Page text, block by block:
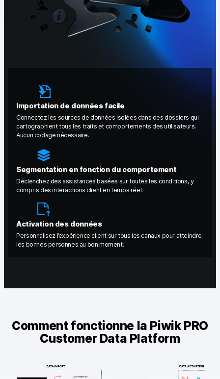
Activation des données
Respect de la vie privée
Analyses pour le commerce électronique
Suivi et balisage côté serveur
Google Analytics
Piano Analytics
Contact
Médias
Importation de données facile
Connectez les sources de données isolées dans des dossiers qui
cartographient tous les traits et comportements des utilisateurs.
Aucun codage nécessaire.
Segmentation en fonction du comportement
Déclenchez des assistances basées sur toutes les conditions, y
compris des interactions client en temps réel.
Activation des données
Personnalisez l’expérience client sur tous les canaux pour atteindre
les bonnes personnes au bon moment.
Comment fonctionne la Piwik PRO
Customer Data Platform